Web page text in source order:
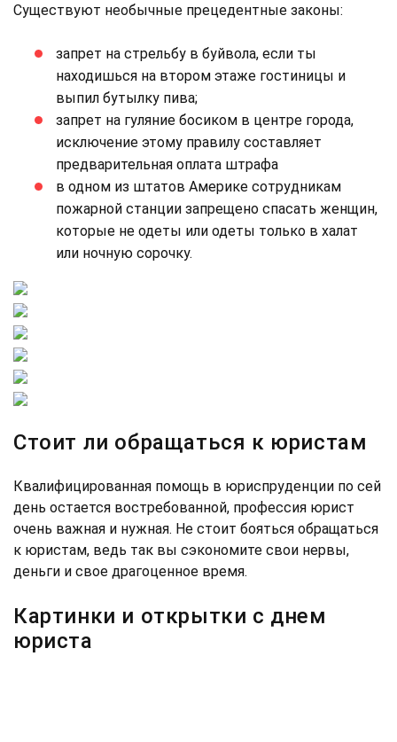
Существуют необычные прецедентные законы:
запрет на стрельбу в буйвола, если ты
находишься на втором этаже гостиницы и
выпил бутылку пива;
запрет на гуляние босиком в центре города,
исключение этому правилу составляет
предварительная оплата штрафа
в одном из штатов Америке сотрудникам
пожарной станции запрещено спасать женщин,
которые не одеты или одеты только в халат
или ночную сорочку.
Стоит ли обращаться к юристам
Квалифицированная помощь в юриспруденции по сей
день остается востребованной, профессия юрист
очень важная и нужная. Не стоит бояться обращаться
к юристам, ведь так вы сэкономите свои нервы,
деньги и свое драгоценное время.
Картинки и открытки с днем
юриста